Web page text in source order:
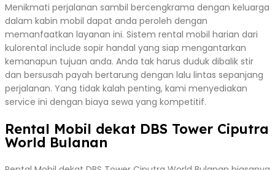
Menikmati perjalanan sambil bercengkrama dengan keluarga
dalam kabin mobil dapat anda peroleh dengan
memanfaatkan layanan ini. Sistem rental mobil harian dari
kulorental include sopir handal yang siap mengantarkan
kemanapun tujuan anda. Anda tak harus duduk dibalik stir
dan bersusah payah bertarung dengan lalu lintas sepanjang
perjalanan. Yang tidak kalah penting, kami menyediakan
service ini dengan biaya sewa yang kompetitif.
Rental Mobil dekat DBS Tower Ciputra
World Bulanan